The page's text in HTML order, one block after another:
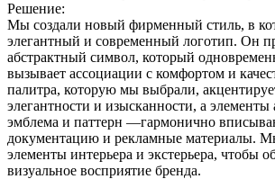
Решение:
Мы создали новый фирменный стиль, в
элегантный и современный логотип. Он
абстрактный символ, который
вызывает ассоциации с комфортом и
палитра, которую мы выбрали,
элегантности и изысканности, а
эмблема и паттерн —гармонично
документацию и рекламные материалы.
элементы интерьера и экстерьера, чтобы
визуальное восприятие бренда.